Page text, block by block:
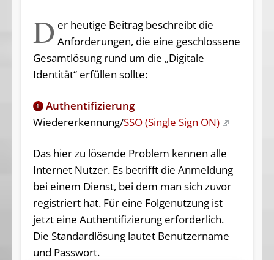
D er heutige Beitrag beschreibt die
Anforderungen, die eine geschlossene
Gesamtlösung rund um die „Digitale
Identität“ erfüllen sollte:
1.
Authentifizierung
Wiedererkennung/SSO (Single Sign ON)
Das hier zu lösende Problem kennen alle
Internet Nutzer. Es betrifft die Anmeldung
bei einem Dienst, bei dem man sich zuvor
registriert hat. Für eine Folgenutzung ist
jetzt eine Authentifizierung erforderlich.
Die Standardlösung lautet Benutzername
und Passwort.